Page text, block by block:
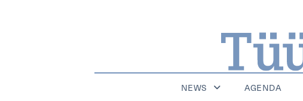
NEWS AGENDA